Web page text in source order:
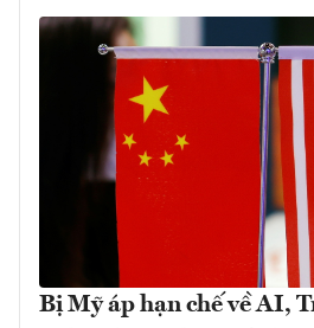
Bị Mỹ áp hạn chế về AI,